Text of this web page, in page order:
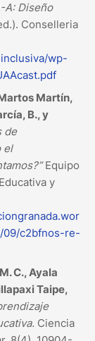
A: Diseño
Conselleria
wp-
Martín,
B., y
de
el
Equipo
y
09/c2bfnos-re-
C., Ayala
Taipe,
Ciencia